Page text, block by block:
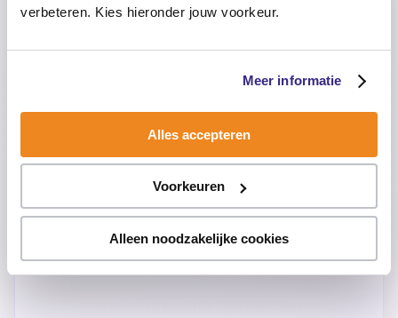
verbeteren. Kies hieronder jouw voorkeur.
Meer informatie
Alles accepteren
Voorkeuren
Alleen noodzakelijke cookies
Ontwikkeld door psychologen &
Ervaring vanuit Specialistische Jeugdhulp
Kennis van ADHD, ADD, autisme,
hooggevoeligheid & hoogbegaafdheid
Praktisch, concreet en direct toepasbaar